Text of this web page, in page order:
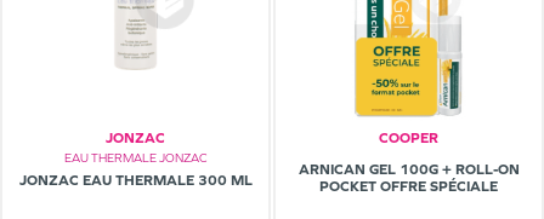
JONZAC
EAU THERMALE JONZAC
JONZAC EAU THERMALE 300 ML
COOPER
ARNICAN GEL 100G + ROLL-ON
POCKET OFFRE SPÉCIALE